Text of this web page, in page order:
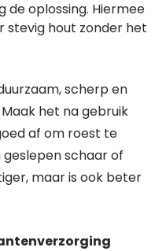
de oplossing. Hiermee
stevig hout zonder het
scherp en
het na gebruik
af om roest te
schaar of
maar is ook beter